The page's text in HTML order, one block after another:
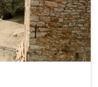
come si
scala alla